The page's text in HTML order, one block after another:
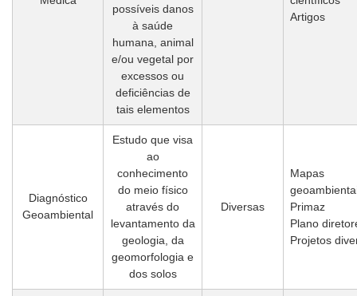
possíveis danos
à saúde
humana, animal
e/ou vegetal por
excessos ou
deficiências de
tais elementos
Artigos
Diagnóstico
Geoambiental
Estudo que visa
ao
conhecimento
do meio físico
através do
levantamento da
geologia, da
geomorfologia e
dos solos
Diversas
Mapas
Primaz
Plano
Projetos